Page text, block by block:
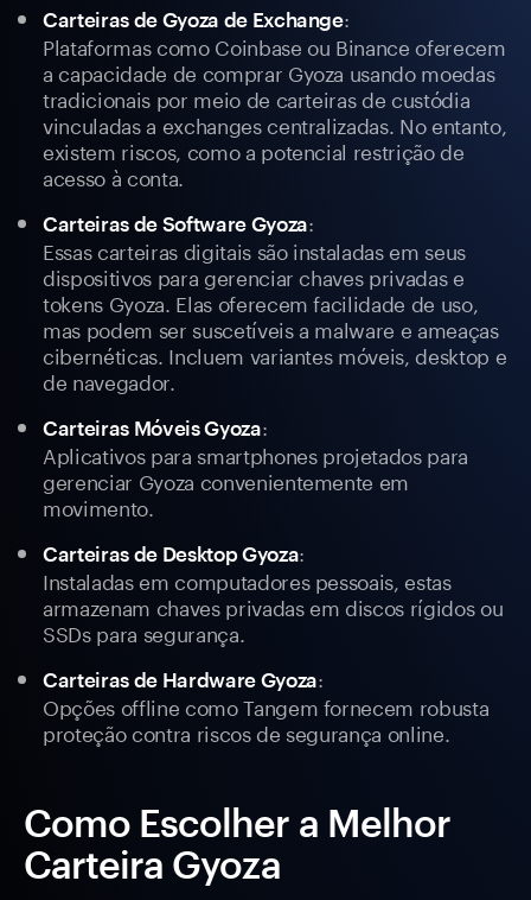
Carteiras de Gyoza de Exchange:
Plataformas como Coinbase ou Binance oferecem
a capacidade de comprar Gyoza usando moedas
tradicionais por meio de carteiras de custódia
vinculadas a exchanges centralizadas. No entanto,
existem riscos, como a potencial restrição de
acesso à conta.
Carteiras de Software Gyoza:
Essas carteiras digitais são instaladas em seus
dispositivos para gerenciar chaves privadas e
tokens Gyoza. Elas oferecem facilidade de uso,
mas podem ser suscetíveis a malware e ameaças
cibernéticas. Incluem variantes móveis, desktop e
de navegador.
Carteiras Móveis Gyoza:
Aplicativos para smartphones projetados para
gerenciar Gyoza convenientemente em
movimento.
Carteiras de Desktop Gyoza:
Instaladas em computadores pessoais, estas
armazenam chaves privadas em discos rígidos ou
SSDs para segurança.
Carteiras de Hardware Gyoza:
Opções offline como Tangem fornecem robusta
proteção contra riscos de segurança online.
Como Escolher a Melhor
Carteira Gyoza